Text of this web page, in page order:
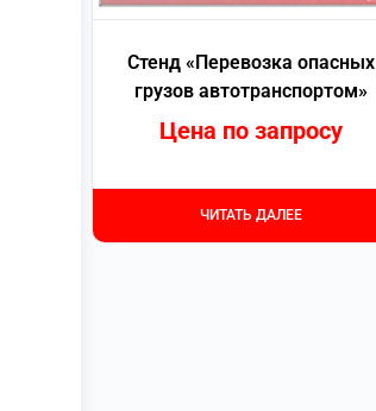
Стенд «Перевозка опасных
грузов автотранспортом»
Цена по запросу
ЧИТАТЬ ДАЛЕЕ